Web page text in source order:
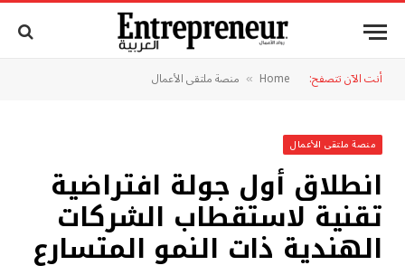
أنت الآن تتصفح: Home
» منصة ملتقى الأعمال
منصة ملتقى الأعمال
انطلاق أول جولة افتراضية
تقنية لاستقطاب الشركات
الهندية ذات النمو المتسارع